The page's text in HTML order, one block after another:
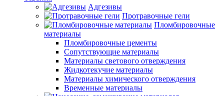
Адгезивы
Протравочные гели
Пломбировочные
материалы
Пломбировочные цементы
Сопутствующие материалы
Материалы светового отверждения
Жидкотекучие материалы
Материалы химического отверждения
Временные материалы